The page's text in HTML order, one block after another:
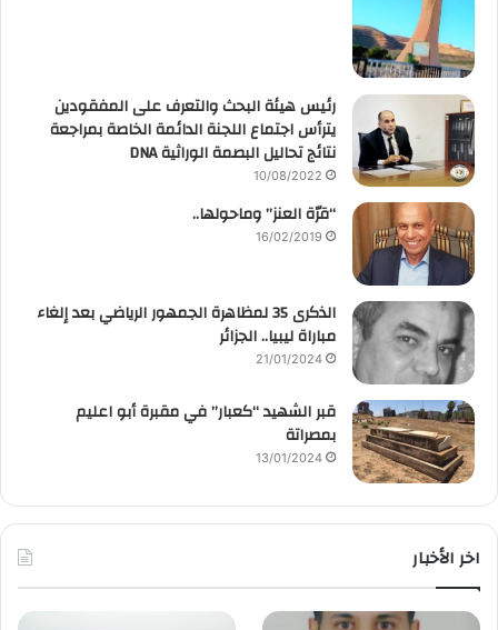
رئيس هيئة البحث والتعرف على المفقودين
يترأس اجتماع اللجنة الدائمة الخاصة بمراجعة
نتائج تحاليل البصمة الوراثية DNA
10/08/2022
“قرّة العنز” وماحولها..
16/02/2019
الذكرى 35 لمظاهرة الجمهور الرياضي بعد إلغاء
مباراة ليبيا.. الجزائر
21/01/2024
قبر الشهيد “كعبار” في مقبرة أبو اعليم
بمصراتة
13/01/2024
اخر الأخبار